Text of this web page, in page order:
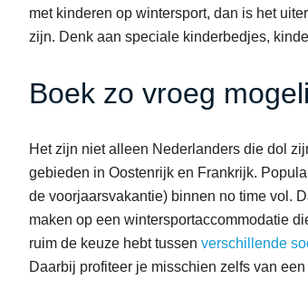
met kinderen op wintersport, dan is het
zijn. Denk aan speciale kinderbedjes,
Boek zo vroeg
Het zijn niet alleen Nederlanders die dol
gebieden in Oostenrijk en Frankrijk.
de voorjaarsvakantie) binnen no time vol.
maken op een wintersportaccommodatie
ruim de keuze hebt tussenverschillende
Daarbij profiteer je misschien zelfs van